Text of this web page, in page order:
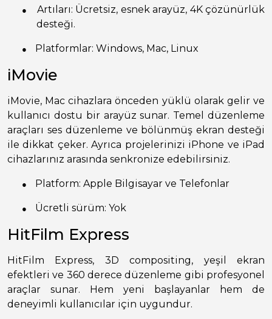
●
Artıları: Ücretsiz, esnek arayüz, 4K çözünürlük
desteği.
● Platformlar: Windows, Mac, Linux
iMovie
iMovie, Mac cihazlara önceden yüklü olarak gelir ve
kullanıcı dostu bir arayüz sunar. Temel düzenleme
araçları ses düzenleme ve bölünmüş ekran desteği
ile dikkat çeker. Ayrıca projelerinizi iPhone ve iPad
cihazlarınız arasında senkronize edebilirsiniz.
● Platform: Apple Bilgisayar ve Telefonlar
● Ücretli sürüm: Yok
HitFilm Express
HitFilm Express, 3D compositing, yeşil ekran
efektleri ve 360 derece düzenleme gibi profesyonel
araçlar sunar. Hem yeni başlayanlar hem de
deneyimli kullanıcılar için uygundur.